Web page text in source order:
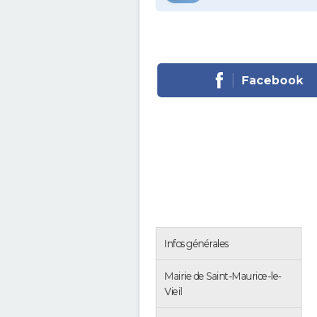
Facebook
Infos générales
Mairie de Saint-Maurice-le-
Vieil